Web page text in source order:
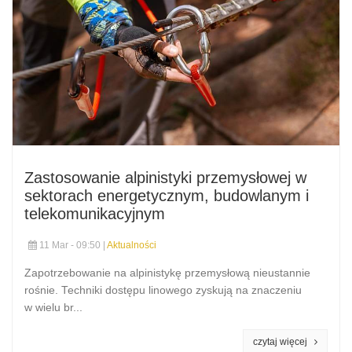
Zastosowanie alpinistyki przemysłowej w
sektorach energetycznym, budowlanym i
telekomunikacyjnym
11 Mar - 09:50 | Aktualności
Zapotrzebowanie na alpinistykę przemysłową nieustannie
rośnie. Techniki dostępu linowego zyskują na znaczeniu
w wielu br...